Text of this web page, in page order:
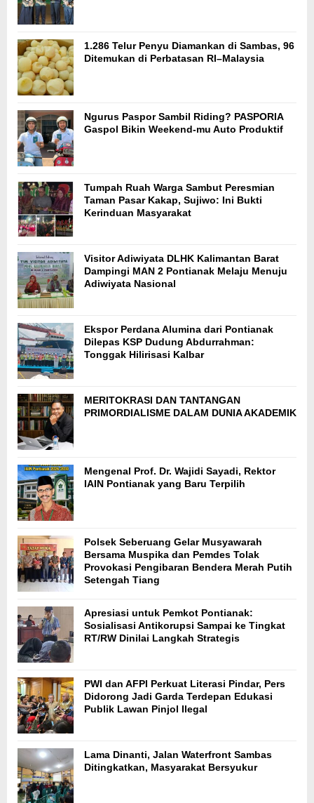
1.286 Telur Penyu Diamankan di Sambas, 96
Ditemukan di Perbatasan RI–Malaysia
Ngurus Paspor Sambil Riding? PASPORIA
Gaspol Bikin Weekend-mu Auto Produktif
Tumpah Ruah Warga Sambut Peresmian
Taman Pasar Kakap, Sujiwo: Ini Bukti
Kerinduan Masyarakat
Visitor Adiwiyata DLHK Kalimantan Barat
Dampingi MAN 2 Pontianak Melaju Menuju
Adiwiyata Nasional
Ekspor Perdana Alumina dari Pontianak
Dilepas KSP Dudung Abdurrahman:
Tonggak Hilirisasi Kalbar
MERITOKRASI DAN TANTANGAN
PRIMORDIALISME DALAM DUNIA AKADEMIK
Mengenal Prof. Dr. Wajidi Sayadi, Rektor
IAIN Pontianak yang Baru Terpilih
Polsek Seberuang Gelar Musyawarah
Bersama Muspika dan Pemdes Tolak
Provokasi Pengibaran Bendera Merah Putih
Setengah Tiang
Apresiasi untuk Pemkot Pontianak:
Sosialisasi Antikorupsi Sampai ke Tingkat
RT/RW Dinilai Langkah Strategis
PWI dan AFPI Perkuat Literasi Pindar, Pers
Didorong Jadi Garda Terdepan Edukasi
Publik Lawan Pinjol Ilegal
Lama Dinanti, Jalan Waterfront Sambas
Ditingkatkan, Masyarakat Bersyukur